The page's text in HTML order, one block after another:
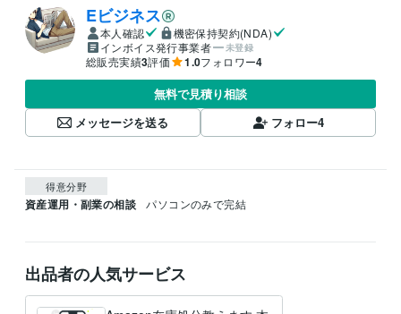
Eビジネス
本人確認
機密保持契約(NDA)
インボイス発行事業者
未登録
総販売実績3評価 1.0フォロワー4
無料で見積り相談
メッセージを送る
フォロー4
得意分野
資産運用・副業の相談 パソコンのみで完結
出品者の人気サービス